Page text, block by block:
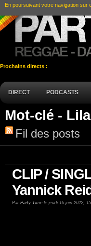
Prochains directs :
DIRECT PODCASTS
Mot-clé -
Fil des posts
CLIP /
Yannick
Par Party Time le jeudi 16 juin 2022,
En poursuivant votre navigation sur